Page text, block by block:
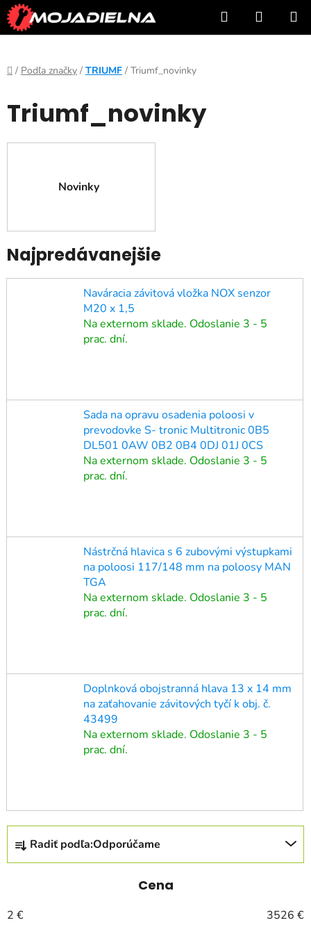
Prejsť
na
obsah
Hľadať
KOŠÍK
Domov
/ Podľa značky / TRIUMF / Triumf_novinky
Triumf_novinky
Novinky
Najpredávanejšie
Naváracia závitová vložka NOX senzor
M20 x 1,5
Na externom sklade. Odoslanie 3 - 5
prac. dní.
Sada na opravu osadenia poloosi v
prevodovke S- tronic Multitronic 0B5
DL501 0AW 0B2 0B4 0DJ 01J 0CS
Na externom sklade. Odoslanie 3 - 5
prac. dní.
Nástrčná hlavica s 6 zubovými výstupkami
na poloosi 117/148 mm na poloosy MAN
TGA
Na externom sklade. Odoslanie 3 - 5
prac. dní.
Doplnková obojstranná hlava 13 x 14 mm
na zaťahovanie závitových tyčí k obj. č.
43499
Na externom sklade. Odoslanie 3 - 5
prac. dní.
R
a
d
n
i
Radiť podľa:Odporúčame
Cena
2 € 3526 €